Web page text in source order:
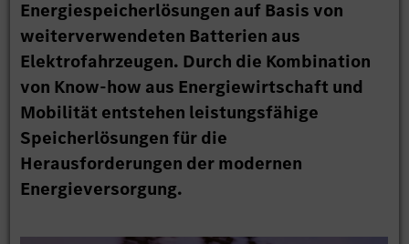
Energiespeicherlösungen auf Basis von
weiterverwendeten Batterien aus
Elektrofahrzeugen. Durch die Kombination
von Know-how aus Energiewirtschaft und
Mobilität entstehen leistungsfähige
Speicherlösungen für die
Herausforderungen der modernen
Energieversorgung.